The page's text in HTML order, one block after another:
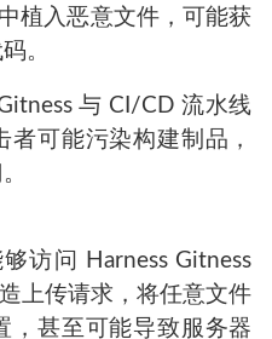
植入恶意文件，可能获
。
与 CI/CD 流水线
可能污染构建制品，
访问 Harness Gitness
上传请求，将任意文件
，甚至可能导致服务器